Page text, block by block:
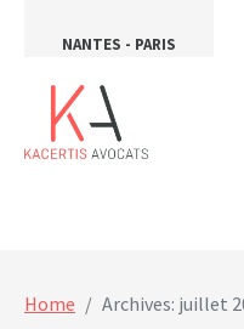
NANTES - PARIS
Home Archives: juillet